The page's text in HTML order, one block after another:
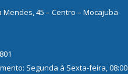
Mendes, 45 – Centro – Mocajuba
Segunda à Sexta-feira, 08:00